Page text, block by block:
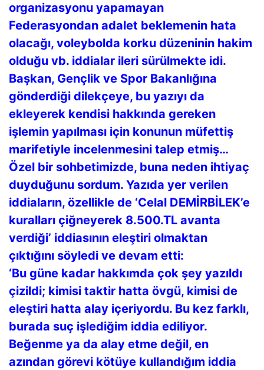
organizasyonu yapamayan
Federasyondan adalet beklemenin hata
olacağı, voleybolda korku düzeninin hakim
olduğu vb. iddialar ileri sürülmekte idi.
Başkan, Gençlik ve Spor Bakanlığına
gönderdiği dilekçeye, bu yazıyı da
ekleyerek kendisi hakkında gereken
işlemin yapılması için konunun müfettiş
marifetiyle incelenmesini talep etmiş…
Özel bir sohbetimizde, buna neden ihtiyaç
duyduğunu sordum. Yazıda yer verilen
iddiaların, özellikle de ‘Celal DEMİRBİLEK’e
kuralları çiğneyerek 8.500.TL avanta
verdiği’ iddiasının eleştiri olmaktan
çıktığını söyledi ve devam etti:
‘Bu güne kadar hakkımda çok şey yazıldı
çizildi; kimisi taktir hatta övgü, kimisi de
eleştiri hatta alay içeriyordu. Bu kez farklı,
burada suç işlediğim iddia ediliyor.
Beğenme ya da alay etme değil, en
azından görevi kötüye kullandığım iddia